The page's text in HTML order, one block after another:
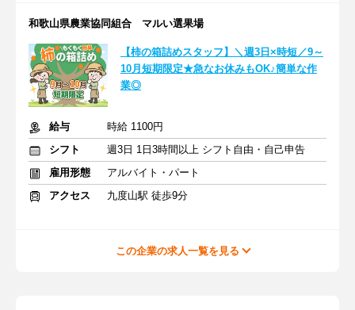
和歌山県農業協同組合 マルい選果場
【柿の箱詰めスタッフ】＼週3日×時短／9～
10月短期限定★急なお休みもOK♪簡単な作
業◎
給与
時給 1100円
シフト
週3日 1日3時間以上 シフト自由・自己申告
雇用形態
アルバイト・パート
アクセス
九度山駅 徒歩9分
この企業の求人一覧を見る